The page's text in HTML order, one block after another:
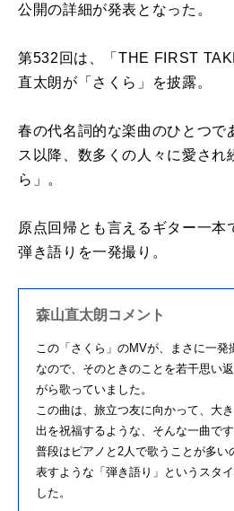
公開の詳細が発表となった。
第532回は、「THE FIRST
直太朗が「さくら」を披露。
春の代名詞的な楽曲のひとつで
ス以降、数多くの人々に愛され
ら」。
原点回帰とも言えるギター一本
弾き語りを一発撮り。
森山直太朗コメント
この「さくら」のMVが、まさに一発
なので、そのときのことを若干思い
がら歌っていました。
この曲は、旅立つ友に向かって、大
出を祝福するような、そんな一曲です
普段はピアノと2人で歌うことが多い
表すような「弾き語り」というスタ
した。